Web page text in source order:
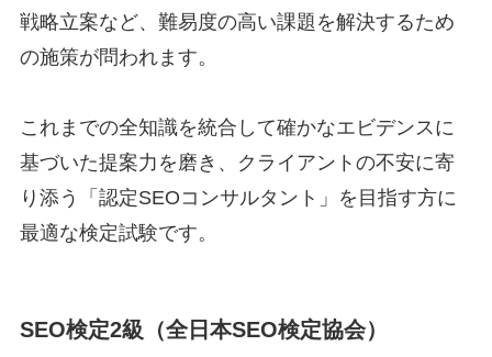
戦略立案など、難易度の高い課題を解決するため
の施策が問われます。
これまでの全知識を統合して確かなエビデンスに
基づいた提案力を磨き、クライアントの不安に寄
り添う「認定SEOコンサルタント」を目指す方に
最適な検定試験です。
SEO検定2級（全日本SEO検定協会）